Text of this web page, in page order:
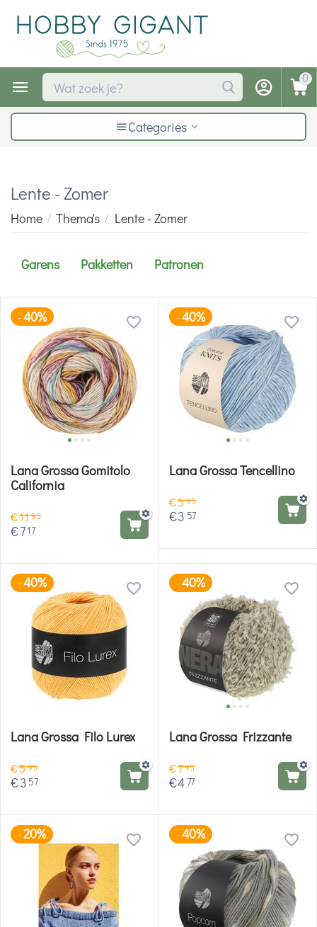
0
Categories
Lente - Zomer
Home / Thema's / Lente - Zomer
Garens Pakketten Patronen
-40%
Lana Grossa Gomitolo
California
€1195
€717
-40%
Lana Grossa Tencellino
€595
€3 57
-40%
Lana Grossa Filo Lurex
€595
€3 57
-40%
Lana Grossa Frizzante
€795
€477
-20% -40%